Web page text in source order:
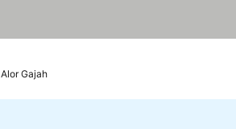
Alor Gajah